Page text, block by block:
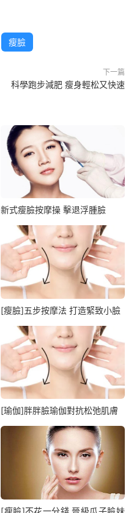
瘦臉
下一篇
科學跑步減肥 瘦身輕松又快速
新式瘦臉按摩操 擊退浮腫臉
[瘦臉]五步按摩法 打造緊致小臉
[瑜伽]胖胖臉瑜伽對抗松弛肌膚
[瘦臉]不花一分錢 晉級瓜子臉妹